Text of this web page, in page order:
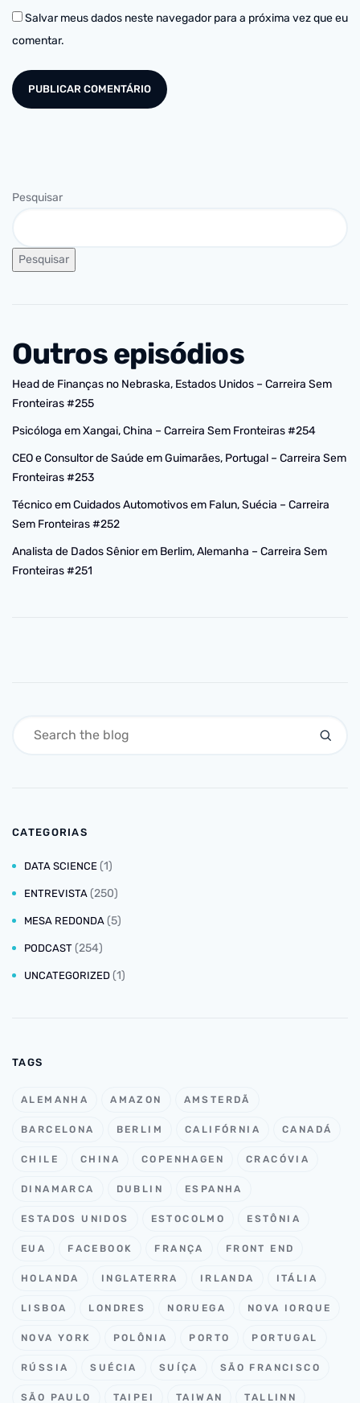
Salvar meus dados neste navegador para a próxima vez que eu
comentar.
Pesquisar
Pesquisar
Outros episódios
Head de Finanças no Nebraska, Estados Unidos – Carreira Sem
Fronteiras #255
Psicóloga em Xangai, China – Carreira Sem Fronteiras #254
CEO e Consultor de Saúde em Guimarães, Portugal – Carreira Sem
Fronteiras #253
Técnico em Cuidados Automotivos em Falun, Suécia – Carreira
Sem Fronteiras #252
Analista de Dados Sênior em Berlim, Alemanha – Carreira Sem
Fronteiras #251
CATEGORIAS
DATA SCIENCE (1)
ENTREVISTA (250)
MESA REDONDA (5)
PODCAST (254)
UNCATEGORIZED (1)
TAGS
ALEMANHA AMAZON AMSTERDÃ
BARCELONA BERLIM CALIFÓRNIA CANADÁ
CHILE CHINA COPENHAGEN CRACÓVIA
DINAMARCA DUBLIN ESPANHA
ESTADOS UNIDOS ESTOCOLMO ESTÔNIA
EUA FACEBOOK FRANÇA FRONT END
HOLANDA INGLATERRA IRLANDA ITÁLIA
LISBOA LONDRES NORUEGA NOVA IORQUE
NOVA YORK POLÔNIA PORTO PORTUGAL
RÚSSIA SUÉCIA SUÍÇA SÃO FRANCISCO
SÃO PAULO TAIPEI TAIWAN TALLINN